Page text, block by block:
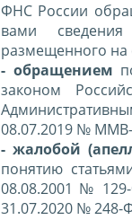
ФНС России
вами
размещенного на
- обращением
законом
08.07.2019 № ММВ-
- жалобой
понятию
08.08.2001 №
31.07.2020 №